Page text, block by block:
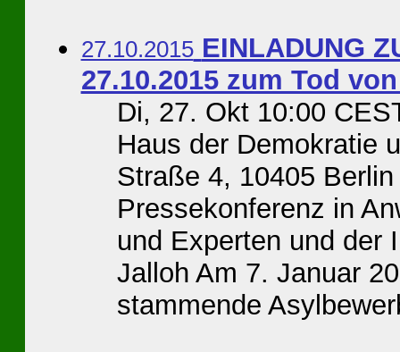
27.10.2015 EINLADUNG
27.10.2015 zum Tod
Di, 27. Okt 10:00
Haus der Demokratie
Straße 4, 10405 Berlin
Pressekonferenz in
und Experten und der
Jalloh Am 7. Januar
stammende